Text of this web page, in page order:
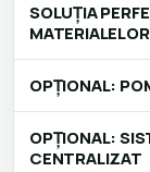
SOLUȚIA
MATERIALELOR
OPȚIONAL:
OPȚIONAL:
CENTRALIZAT